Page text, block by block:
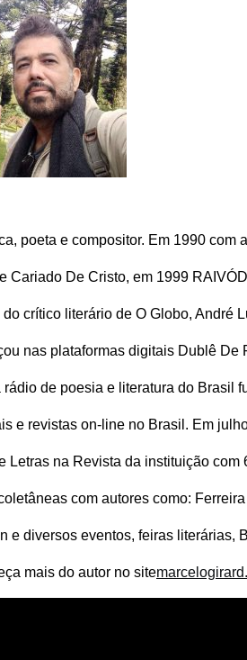
poeta e compositor. Em 1990 com
Cariado De Cristo, em 1999
crítico literário de O Globo, André
nas plataformas digitais Dublê De
de poesia e literatura do Brasil
e revistas on-line no Brasil. Em
Letras na Revista da instituição com
com autores como:
e diversos eventos, feiras literárias,
mais do autor no site